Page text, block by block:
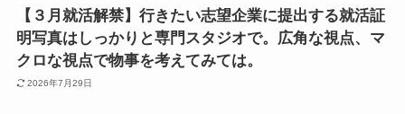
【３月就活解禁】行きたい志望企業に提出する就活証
明写真はしっかりと専門スタジオで。広角な視点、マ
クロな視点で物事を考えてみては。
2026年7月29日